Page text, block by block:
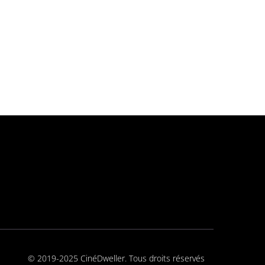
© 2019-2025 CinéDweller. Tous droits réservés